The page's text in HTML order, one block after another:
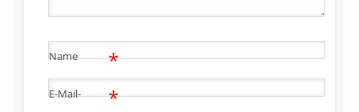
Name *
E-Mail-
*